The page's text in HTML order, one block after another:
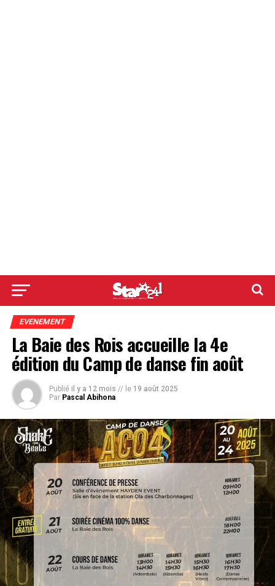
EVENEMENT
La Baie des Rois accueille la 4e
édition du Camp de danse fin août
Publié il y a 12 mois // le 19 août 2025
Par Pascal Abihona